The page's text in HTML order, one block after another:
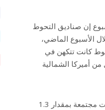
إن صناديق التحوط
الأسبوع الماضي،
كانت تتكهن في
أميركا الشمالية
وفي وقت سابق من هذا الشهر، مددت السعودية وروسيا تخفيضات الإمدادات مجتمعة بمقدار 1.3